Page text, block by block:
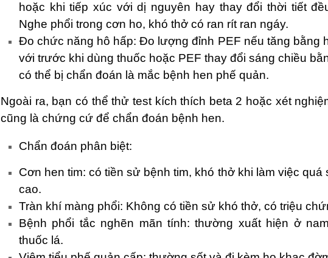
hoặc khi tiếp xúc với dị nguyên hay thay đổi thời tiết
Nghe phổi trong cơn ho, khó thở có ran rít ran ngáy.
Đo chức năng hô hấp: Đo lượng đỉnh PEF nếu tăng bằng
với trước khi dùng thuốc hoặc PEF thay đổi sáng chiều
có thể bị chẩn đoán là mắc bệnh hen phế quản.
Ngoài ra, bạn có thể thử test kích thích beta 2 hoặc xét
cũng là chứng cứ để chẩn đoán bệnh hen.
Chẩn đoán phân biệt:
Cơn hen tim: có tiền sử bệnh tim, khó thở khi làm việc
cao.
Tràn khí màng phổi: Không có tiền sử khó thở, có triệu
Bệnh phổi tắc nghẽn mãn tính: thường xuất hiện ở
thuốc lá.